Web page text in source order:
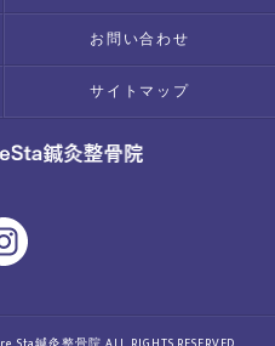
お問い合わせ
サイトマップ